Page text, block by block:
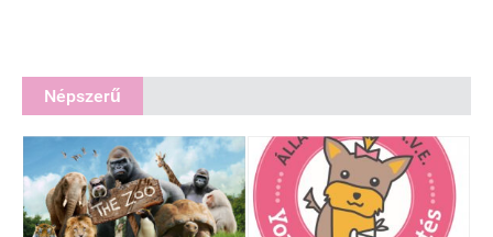
Népszerű